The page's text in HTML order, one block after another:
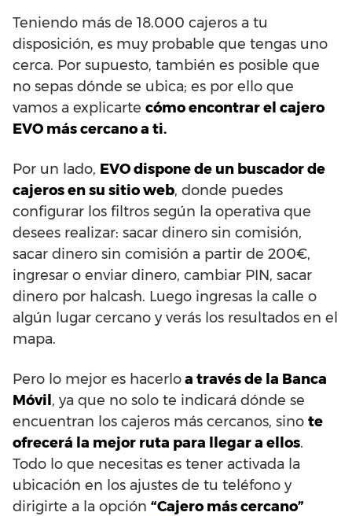
Teniendo más de 18.000 cajeros a tu
disposición, es muy probable que tengas uno
cerca. Por supuesto, también es posible que
no sepas dónde se ubica; es por ello que
vamos a explicarte cómo encontrar el cajero
EVO más cercano a ti.
Por un lado, EVO dispone de un buscador de
cajeros en su sitio web, donde puedes
configurar los filtros según la operativa que
desees realizar: sacar dinero sin comisión,
sacar dinero sin comisión a partir de 200€,
ingresar o enviar dinero, cambiar PIN, sacar
dinero por halcash. Luego ingresas la calle o
algún lugar cercano y verás los resultados en el
mapa.
Pero lo mejor es hacerloa través de la Banca
Móvil, ya que no solo te indicará dónde se
encuentran los cajeros más cercanos, sino te
ofrecerá la mejor ruta para llegar a ellos.
Todo lo que necesitas es tener activada la
ubicación en los ajustes de tu teléfono y
dirigirte a la opción “Cajero más cercano”